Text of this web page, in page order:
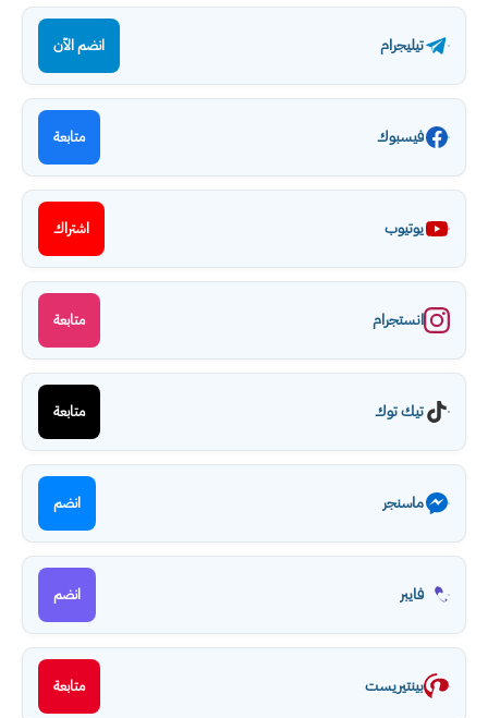
تيليجرام انضم الآن
فيسبوك متابعة
يوتيوب اشتراك
انستجرام متابعة
تيك توك متابعة
ماسنجر انضم
فايبر انضم
بينتيريست متابعة